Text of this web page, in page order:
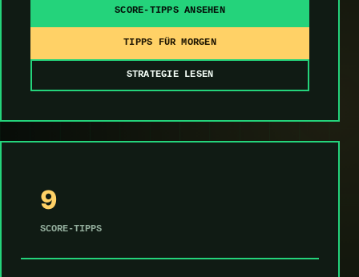
SCORE-TIPPS ANSEHEN
TIPPS FÜR MORGEN
STRATEGIE LESEN
9
SCORE-TIPPS